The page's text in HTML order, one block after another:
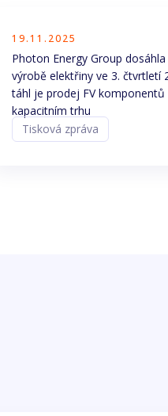
19.11.2025
Photon Energy Group
výrobě elektřiny ve 3. čtvrtletí
táhl je prodej FV komponentů
kapacitním trhu
Tisková zpráva